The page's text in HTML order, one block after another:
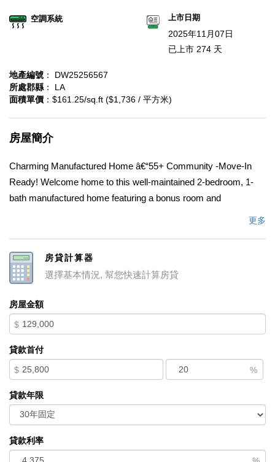
空調系統 上市日期
2025年11月07日
已上市 274 天
地產編號 ： DW25256567
所處郡縣 ： LA
面積單價 ：$161.25/sq.ft ($1,736 / 平方米)
房屋簡介
Charming Manufactured Home â€“55+ Community -Move-In
Ready! Welcome home to this well-maintained 2-bedroom, 1-
bath manufactured home featuring a bonus room and
flooring throughout and a bright, open layout. The kitchen comes
fully equipped with a stove, refrigerator, washer, and dryer,
opportunity to own a cozy Mobile Home in excellent condition
â€” schedule your showing today!
更多
房貸計算器
選擇基本情況, 幫您快速計算房貸
房屋金額
$
貸款首付
$ %
貸款年限
貸款利率